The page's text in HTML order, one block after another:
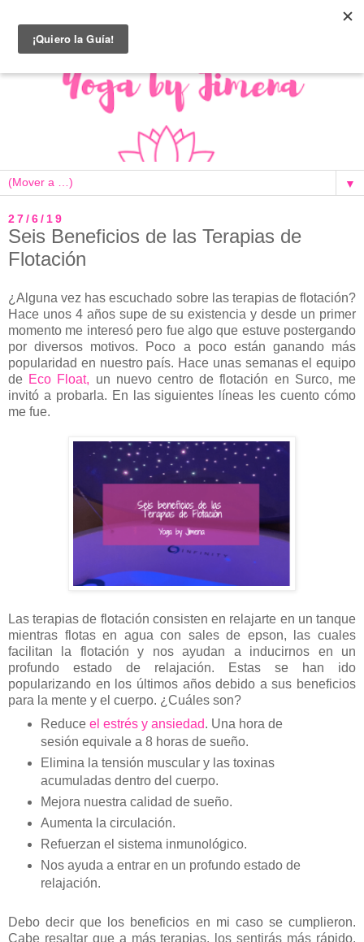
▼
27/6/19
Seis Beneficios de las Terapias de
Flotación
¿Alguna vez has escuchado sobre las terapias de flotación?
Hace unos 4 años supe de su existencia y desde un primer
momento me interesó pero fue algo que estuve postergando
por diversos motivos. Poco a poco están ganando más
popularidad en nuestro país. Hace unas semanas el equipo
de Eco Float, un nuevo centro de flotación en Surco, me
invitó a probarla. En las siguientes líneas les cuento cómo
me fue.
Las terapias de flotación consisten en relajarte en un tanque
mientras flotas en agua con sales de epson, las cuales
facilitan la flotación y nos ayudan a inducirnos en un
profundo estado de relajación. Estas se han ido
popularizando en los últimos años debido a sus beneficios
para la mente y el cuerpo. ¿Cuáles son?
Reduce el estrés y ansiedad. Una hora de
sesión equivale a 8 horas de sueño.
Elimina la tensión muscular y las toxinas
acumuladas dentro del cuerpo.
Mejora nuestra calidad de sueño.
Aumenta la circulación.
Refuerzan el sistema inmunológico.
Nos ayuda a entrar en un profundo estado de
relajación.
Debo decir que los beneficios en mi caso se cumplieron.
Cabe resaltar que a más terapias, los sentirás más rápido.